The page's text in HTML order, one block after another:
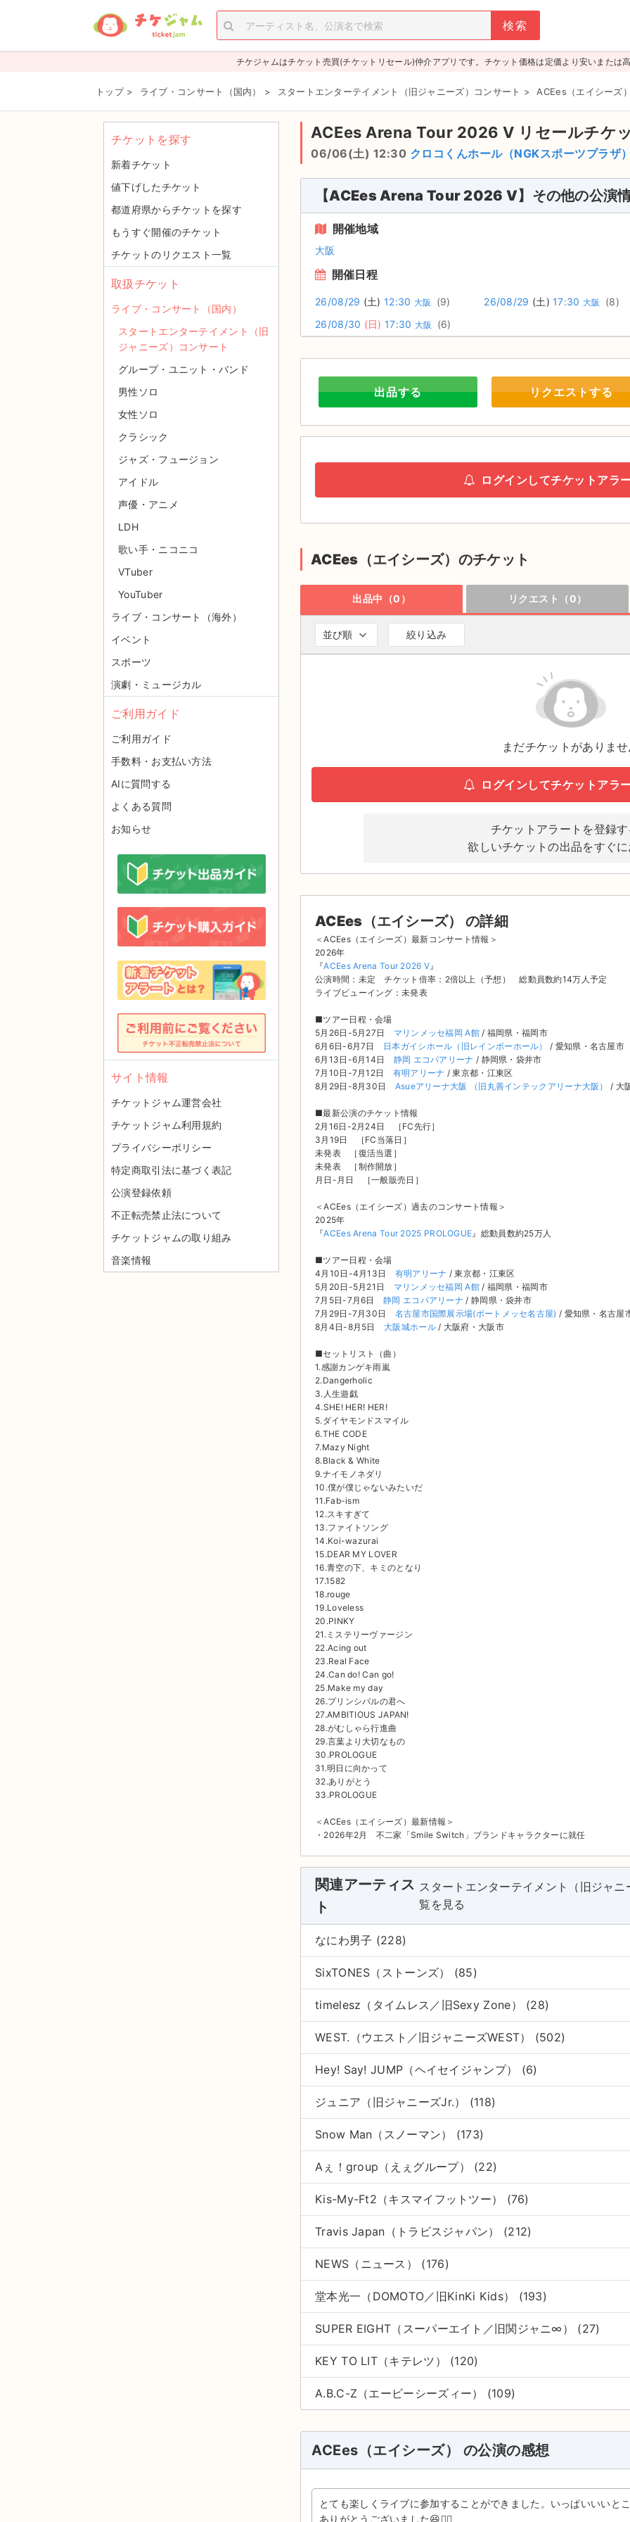
チケジャムはチケット売買(チケットリセール)仲介アプリです。チケット価格は定価より安いまたは
トップ > ライブ・コンサート（国内） > スタートエンターテイメント（旧ジャニーズ）コンサート > ACEes（エイシーズ
ACEes Arena Tour 2026 V リセールチケ
06/06(土) 12:30 クロコくんホール（NGKスポーツプラザ
【ACEes Arena Tour 2026 V】その他の公演
開催地域
大阪
開催日程
26/08/29 (土) 12:30 大阪 (9) 26/08/29 (土) 17:30 大阪
(8)
26/08/30 (日) 17:30 大阪 (6)
出品する リクエストする
ログインしてチケットアラ
ACEes（エイシーズ）のチケット
出品中（0） リクエスト（0）
並び順 絞り込み
まだチケットがありま
ログインしてチケットアラ
チケットアラートを登録
欲しいチケットの出品をすぐ
ACEes（エイシーズ） の詳細
＜ACEes（エイシーズ）最新コンサート情報＞
2026年
『ACEes Arena Tour 2026 V』
公演時間：未定 チケット倍率：2倍以上（予想） 総動員数約14万人予定
ライブビューイング：未発表
■ツアー日程・会場
5月26日-5月27日 マリンメッセ福岡 A館/ 福岡県・福岡市
6月6日-6月7日
日本ガイシホール（旧レインボーホール）
/ 愛知県・名古屋市
6月13日-6月14日 静岡 エコパアリーナ / 静岡県・袋井市
7月10日-7月12日 有明アリーナ / 東京都・江東区
8月29日-8月30日 Asueアリーナ大阪 （旧丸善インテックアリーナ大阪） / 大
■最新公演のチケット情報
2月16日-2月24日 ［FC先行］
3月19日 ［FC当落日］
未発表 ［復活当選］
未発表 ［制作開放］
月日-月日 ［一般販売日］
＜ACEes（エイシーズ）過去のコンサート情報＞
2025年
『ACEes Arena Tour 2025 PROLOGUE』総動員数約25万人
■ツアー日程・会場
4月10日-4月13日 有明アリーナ / 東京都・江東区
5月20日-5月21日 マリンメッセ福岡 A館/ 福岡県・福岡市
7月5日-7月6日静岡 エコパアリーナ / 静岡県・袋井市
7月29日-7月30日 名古屋市国際展示場(ポートメッセ名古屋) / 愛知県・名古屋
8月4日-8月5日 大阪城ホール/ 大阪府・大阪市
■セットリスト（曲）
1.感謝カンゲキ雨嵐
2.Dangerholic
3.人生遊戯
4.SHE! HER! HER!
5.ダイヤモンドスマイル
6.THE CODE
7.Mazy Night
8.Black & White
9.ナイモノネダリ
10.僕が僕じゃないみたいだ
11.Fab-ism
12.スキすぎて
13.ファイトソング
14.Koi-wazurai
15.DEAR MY LOVER
16.青空の下、キミのとなり
17.1582
18.rouge
19.Loveless
20.PINKY
21.ミステリーヴァージン
22.Acing out
23.Real Face
24.Can do! Can go!
25.Make my day
26.プリンシパルの君へ
27.AMBITIOUS JAPAN!
28.がむしゃら行進曲
29.言葉より大切なもの
30.PROLOGUE
31.明日に向かって
32.ありがとう
33.PROLOGUE
＜ACEes（エイシーズ）最新情報＞
・2026年2月 不二家「Smile Switch」ブランドキャラクターに就任
関連アーティス
ト
スタートエンターテイメント（旧ジャ
覧を見る
なにわ男子 (228)
SixTONES（ストーンズ） (85)
timelesz（タイムレス／旧Sexy Zone） (28)
WEST.（ウエスト／旧ジャニーズWEST） (502)
Hey! Say! JUMP（ヘイセイジャンプ） (6)
ジュニア（旧ジャニーズJr.） (118)
Snow Man（スノーマン） (173)
Aぇ！group（えぇグループ） (22)
Kis-My-Ft2（キスマイフットツー） (76)
Travis Japan（トラビスジャパン） (212)
NEWS（ニュース） (176)
堂本光一（DOMOTO／旧KinKi Kids） (193)
SUPER EIGHT（スーパーエイト／旧関ジャニ∞） (27)
KEY TO LIT（キテレツ） (120)
A.B.C-Z（エービーシーズィー） (109)
ACEes（エイシーズ） の公演の感想
とても楽しくライブに参加することができました。いっぱいいいと
ありがとうございました😆🙇‍♀️
チケットを探す
新着チケット
値下げしたチケット
都道府県からチケットを探す
もうすぐ開催のチケット
チケットのリクエスト一覧
取扱チケット
ライブ・コンサート（国内）
スタートエンターテイメント（旧
ジャニーズ）コンサート
グループ・ユニット・バンド
男性ソロ
女性ソロ
クラシック
ジャズ・フュージョン
アイドル
声優・アニメ
LDH
歌い手・ニコニコ
VTuber
YouTuber
ライブ・コンサート（海外）
イベント
スポーツ
演劇・ミュージカル
ご利用ガイド
ご利用ガイド
手数料・お支払い方法
AIに質問する
よくある質問
お知らせ
サイト情報
チケットジャム運営会社
チケットジャム利用規約
プライバシーポリシー
特定商取引法に基づく表記
公演登録依頼
不正転売禁止法について
チケットジャムの取り組み
音楽情報